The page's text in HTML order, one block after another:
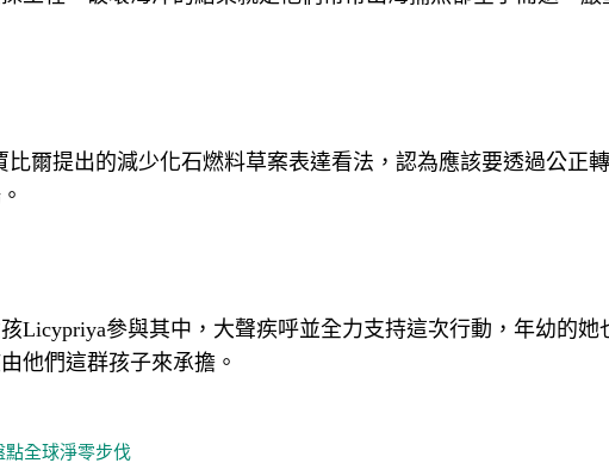
爾提出的減少化石燃料草案表達看法，認為應該要透過公正
Licypriya參與其中，大聲疾呼並全力支持這次行動，年幼的她
他們這群孩子來承擔。
點全球淨零步伐